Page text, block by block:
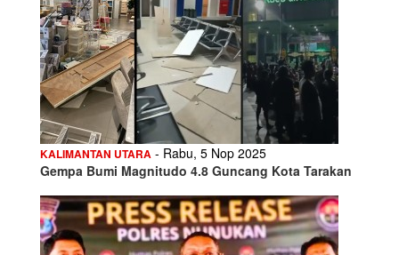
KALIMANTAN UTARA - Rabu, 5 Nop 2025
Gempa Bumi Magnitudo 4.8 Guncang Kota Tarakan